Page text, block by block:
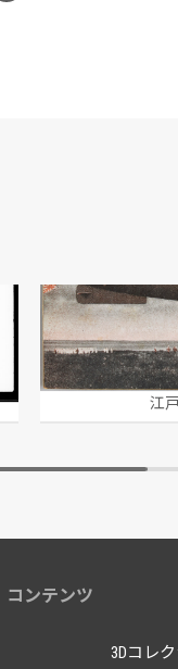
軍用飛行機絵
霞ヶ浦飛行場/撮影
江
コンテンツ
3Dコレ